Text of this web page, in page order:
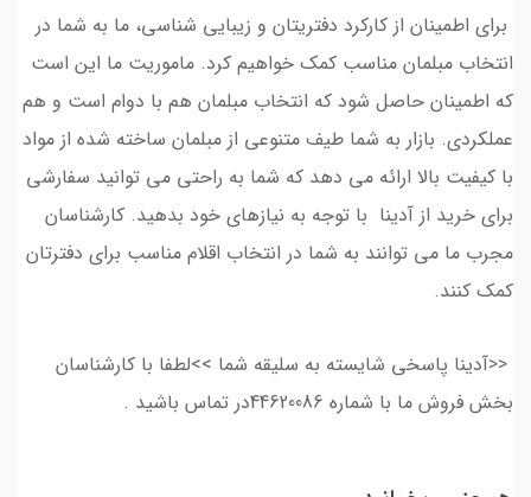
برای اطمینان از کارکرد دفتریتان و زیبایی شناسی، ما به شما در
انتخاب مبلمان مناسب کمک خواهیم کرد. ماموریت ما این است
که اطمینان حاصل شود که انتخاب مبلمان هم با دوام است و هم
عملکردی. بازار به شما طیف متنوعی از مبلمان ساخته شده از مواد
با کیفیت بالا ارائه می دهد که شما به راحتی می توانید سفارشی
برای خرید از آدینا با توجه به نیازهای خود بدهید. کارشناسان
مجرب ما می توانند به شما در انتخاب اقلام مناسب برای دفترتان
کمک کنند.
<<آدینا پاسخی شایسته به سلیقه شما >>لطفا با کارشناسان
بخش فروش ما با شماره 44620086در تماس باشید .